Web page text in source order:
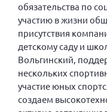
Общероссийская
Алтайский край
Архангельская
Брянская область
обязательства по
участию в жизни
присутствия
детскому саду и
Вольгинский,
нескольких
участие юных
создаем